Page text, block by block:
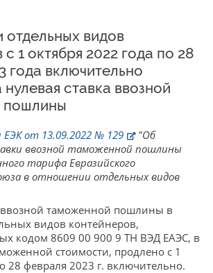
видов
1 октября 2022 года по 28
года включительно
ставка ввозной
ЕЭК от 13.09.2022 № 129
"Об
ввозной таможенной пошлины
тарифа Евразийского
в отношении отдельных видов
ввозной таможенной пошлины в
видов контейнеров,
кодом 8609 00 900 9 ТН ВЭД ЕАЭС, в
стоимости, продлено с 1
28 февраля 2023 г. включительно.